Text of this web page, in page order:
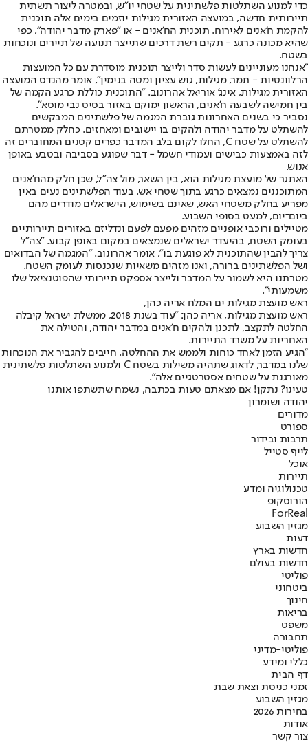
כדי למנוע השתלטות פלשתינית על שטחי יו"ש, ובמטרה ליצור תשתית
תיירותית חדשה, במועצה האזורית מגילות יוזמים בימים אלה תוכנית
להקמת ח'אנים לאירוח. תוכנית הח'אנים - או "פארק מדבר יהודה", כפי
שהיא מכונה כרגע - תקים רשת דרכים שתייצר תנועה של תיירים ונוכחות
בשטח.
"אנחנו מעוניינים לעשות סדר ולייצר תוכנית מוסדרת עם כל המועצות
הרלוונטיות - תמר, מגילות, גוש עציון ומטה בנימין", אומר מהנדס המועצה
האזורית מגילות, אינג' אוריאל אהרונוב. "התוכנית כוללת כרגע הקמה של
בין חמישה לשבעה ח'אנים, הראשון ימוקם באזור בסיס נבי מוסא".
נסביר כי בשנים האחרונות גוברת המגמה של פלשתינים המבקשים
להשתלט על מדבר יהודה ולהקים בו יישובים ומאחזים. כחלק ממטרתם
להשתלט על שטח C, החלו לקום בלב המדבר כפרים קטנים המחוברים זה
לזה באמצעות כבישים ועמודי חשמל - דבר שפוגע בסביבה ובטבע באופן
אנוש.
האתגר של מועצת מגילות הוא, בין השאר, מול צה"ל, שכן חלק מהח'אנים
המתוכננים נמצאים כרגע בתוך שטחי אש. בעוד הפלשתינים נעים באין
מפריע בחלק משטחי האש, שאינם בשימוש, הישראלים מודרים מהם
ביום־יום, למעט בסופי השבוע.
מטיילים ורוכבי אופניים מזהים מפעם לפעם ונדליזם באזורים תיירותיים
בעומק השטח, בהיעדר ישראלים שנמצאים במקום באופן קבוע. "צה"ל
צריך להבין שהתוכנית לא פוגעת בו", אומר אהרונוב. "המגמה של הבדואים
ושל הפלשתינים ברורה, ואנו מזהים משאיות שנכנסות לעומק השטח.
מטרתנו היא לשמור על המדבר ולייצר אספקט תיירותי שהפוטנציאל שלו
משמעותי".
ראש מועצת מגילות ים המלח אריה כהן,
ראש מועצת מגילות, אריה כהן: "עוד בשנת 2018, ממשלת ישראל קיבלה
החלטה לתקצב, לתכנן ולהקים ח'אנים במדבר יהודה, והטילה את
האחריות על משרד התיירות.
"הגיע הזמן לאחד כוחות ולממש את ההחלטה. חייבים להגביר את הנוכחות
שלנו במדבר, לדאוג שתהיה משילות בשטח C ולמנוע השתלטות פלשתינית
מאורגנת על שטחים אסטרטגיים אלה".
טעינו? נתקן! אם מצאתם טעות בכתבה, נשמח שתשתפו אותנו
יהודה ושומרון
מדורים
ספורט
תרבות ובידור
לייף סטייל
אוכל
תיירות
טכנולוגיה ומדע
הורוסקופ
ForReal
מגזין השבוע
דעות
חדשות בארץ
חדשות בעולם
פוליטי
ביטחוני
חינוך
בריאות
משפט
תחבורה
פוליטי-מדיני
כללי ומידע
דף הבית
זמני כניסת וצאת שבת
מגזין השבוע
בחירות 2026
אודות
צור קשר